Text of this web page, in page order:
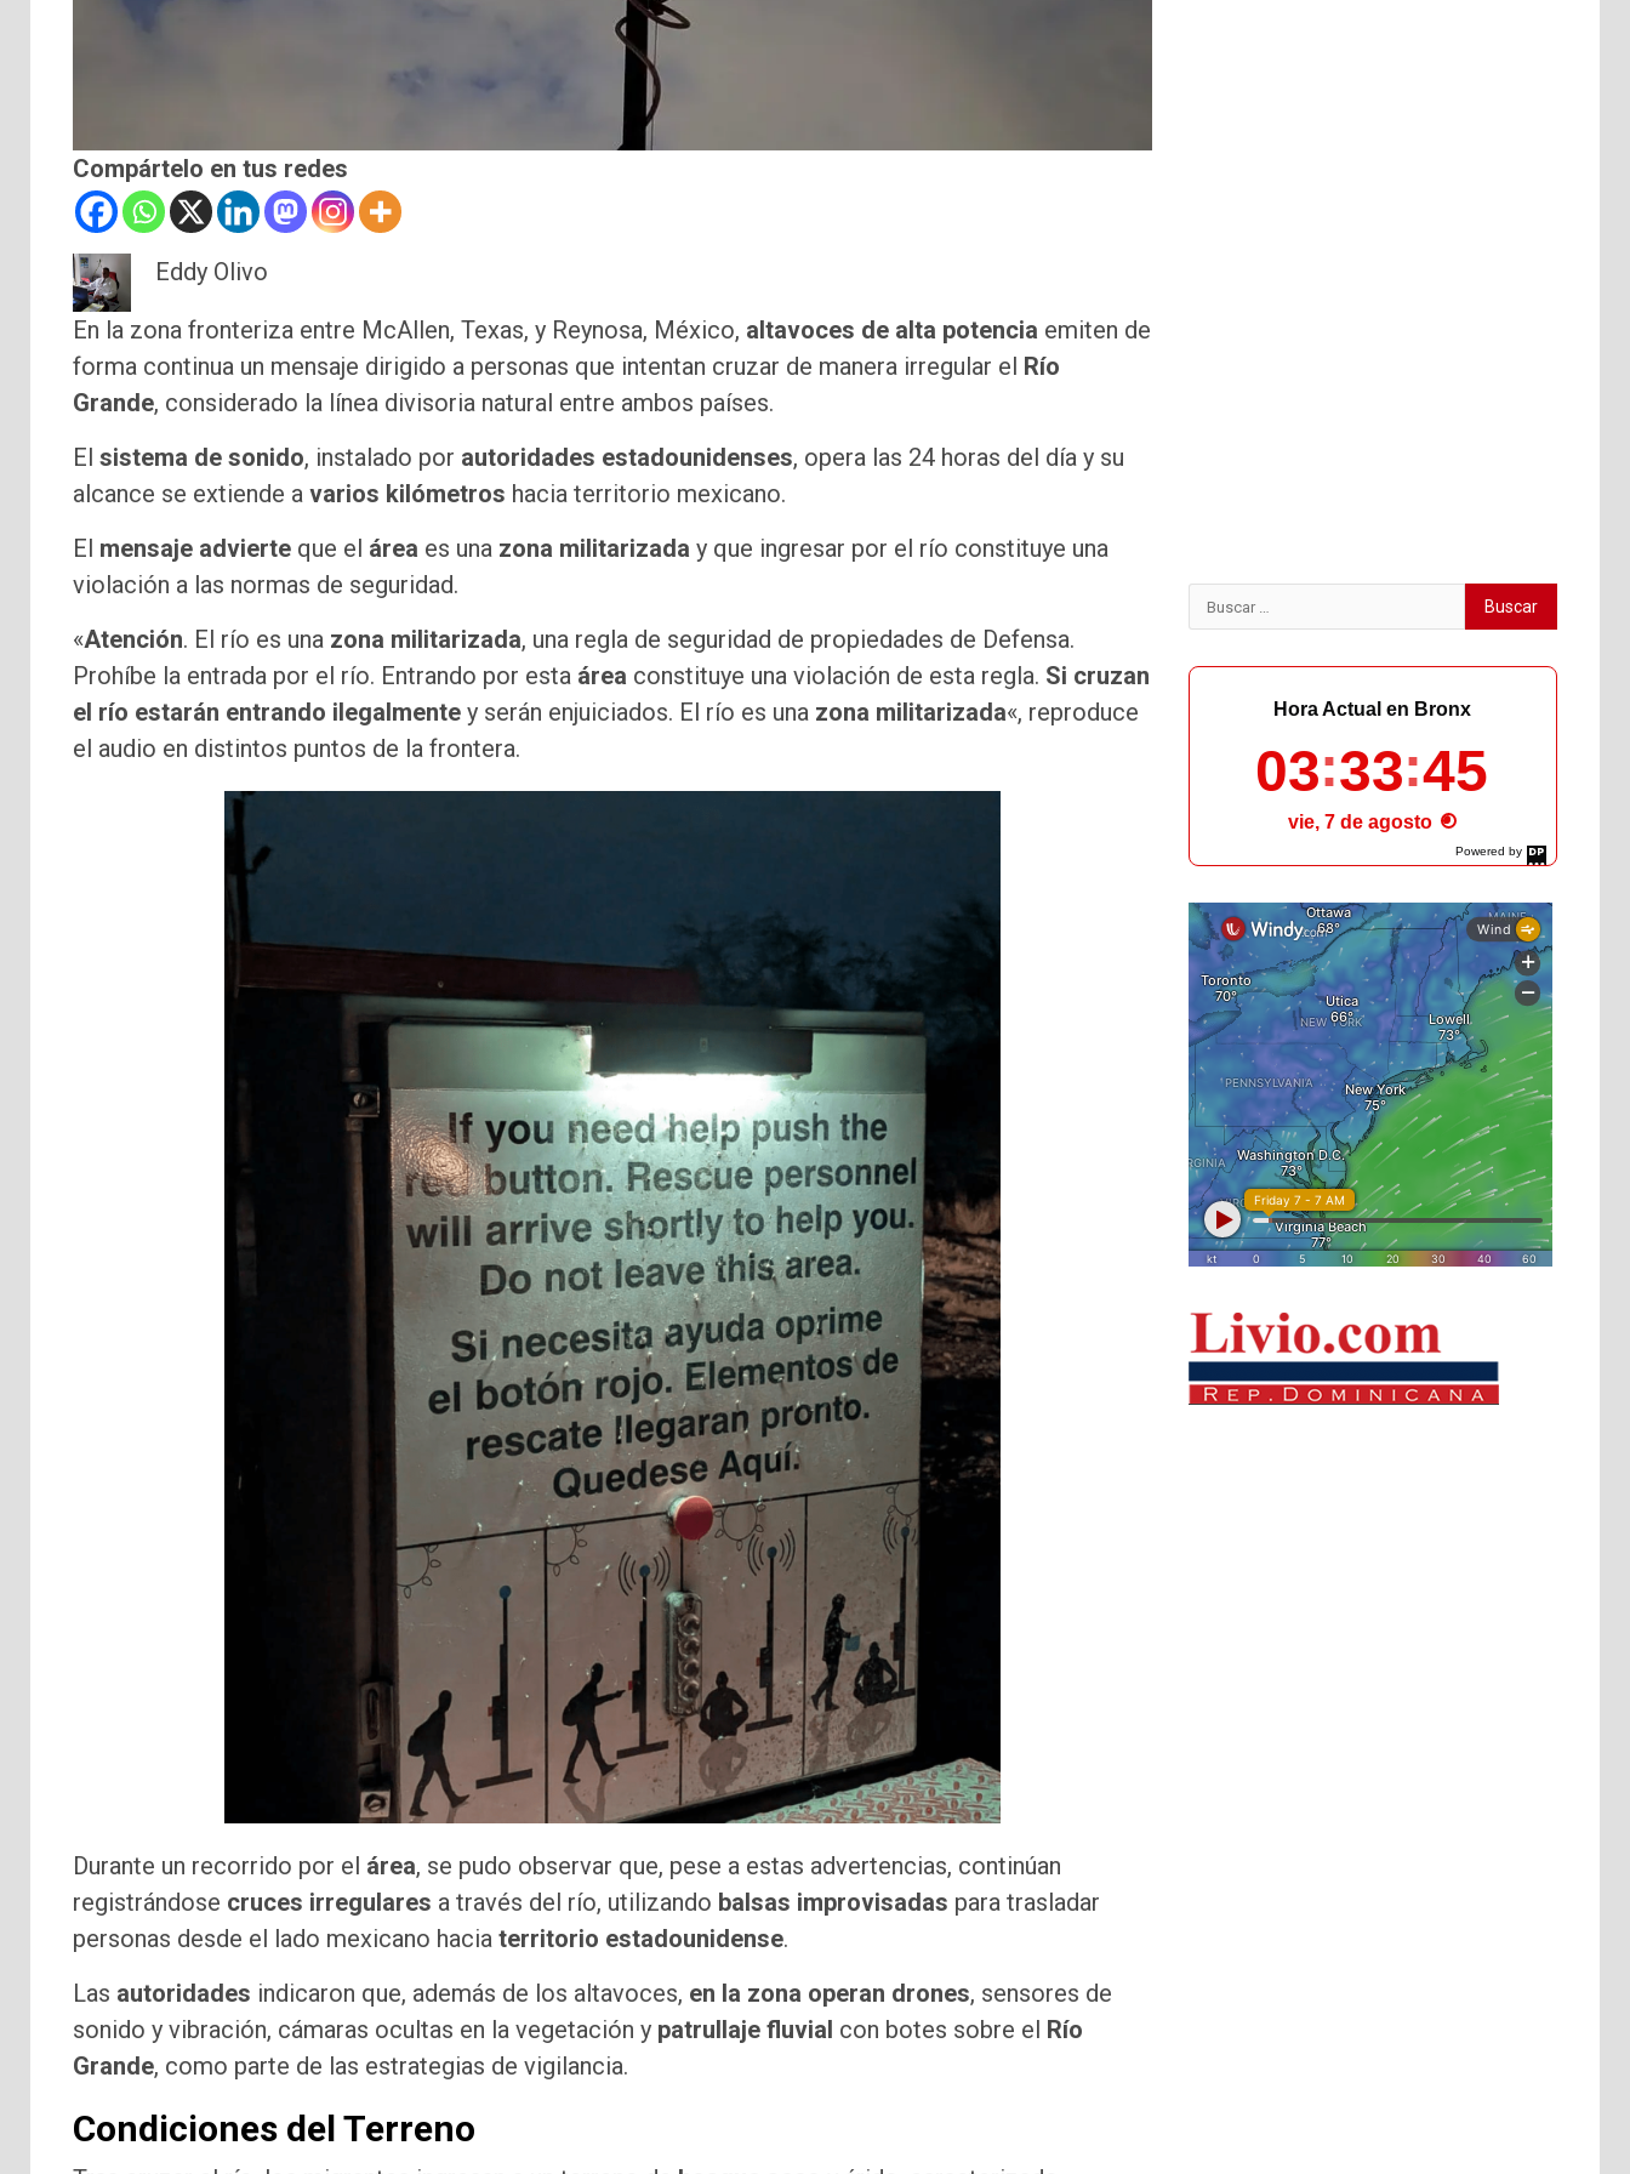
Compártelo en tus redes
Eddy Olivo
En la zona fronteriza entre McAllen, Texas, y Reynosa, México, altavoces de alta potencia emiten de
forma continua un mensaje dirigido a personas que intentan cruzar de manera irregular el Río
Grande, considerado la línea divisoria natural entre ambos países.
El sistema de sonido, instalado por autoridades estadounidenses, opera las 24 horas del día y su
alcance se extiende a varios kilómetros hacia territorio mexicano.
El mensaje advierte que el área es una zona militarizada y que ingresar por el río constituye una
violación a las normas de seguridad.
«Atención. El río es una zona militarizada, una regla de seguridad de propiedades de Defensa.
Prohíbe la entrada por el río. Entrando por esta área constituye una violación de esta regla. Si cruzan
el río estarán entrando ilegalmente y serán enjuiciados. El río es una zona militarizada«, reproduce
el audio en distintos puntos de la frontera.
Durante un recorrido por el área, se pudo observar que, pese a estas advertencias, continúan
registrándose cruces irregulares a través del río, utilizando balsas improvisadas para trasladar
personas desde el lado mexicano hacia territorio estadounidense.
Las autoridades indicaron que, además de los altavoces, en la zona operan drones, sensores de
sonido y vibración, cámaras ocultas en la vegetación y patrullaje fluvial con botes sobre el Río
Grande, como parte de las estrategias de vigilancia.
Condiciones del Terreno
Buscar:
Powered by
DaysPedia.com
Hora Actual en Bronx
03 33 46
vie, 7 de agosto